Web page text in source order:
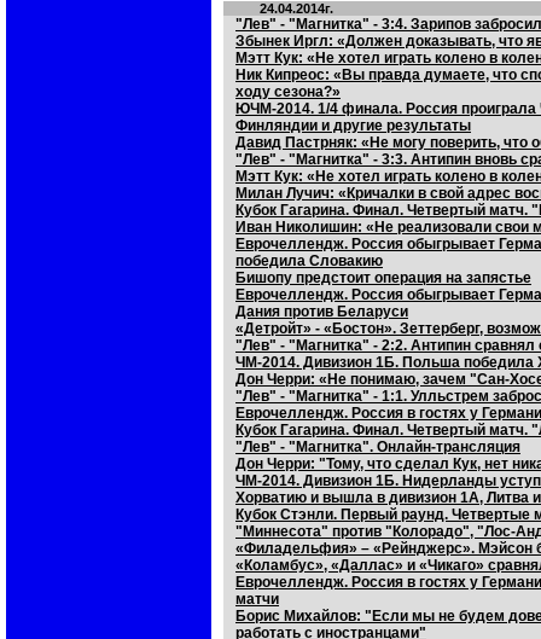
24.04.2014г.
"Лев" - "Магнитка" - 3:4. Зарипов
Збынек Иргл: «Должен доказывать, что
Мэтт Кук: «Не хотел играть колено в
Ник Кипреос: «Вы правда думаете, что
ходу сезона?»
ЮЧМ-2014. 1/4 финала. Россия
Финляндии и другие результаты
Давид Пастрняк: «Не могу поверить, что
"Лев" - "Магнитка" - 3:3. Антипин вновь
Мэтт Кук: «Не хотел играть колено в
Милан Лучич: «Кричалки в свой адрес
Кубок Гагарина. Финал. Четвертый матч.
Иван Николишин: «Не реализовали свои
Еврочеллендж. Россия обыгрывает
победила Словакию
Бишопу предстоит операция на запястье
Еврочеллендж. Россия обыгрывает
Дания против Беларуси
«Детройт» - «Бостон». Зеттерберг,
"Лев" - "Магнитка" - 2:2. Антипин сравнял
ЧМ-2014. Дивизион 1Б. Польша
Дон Черри: «Не понимаю, зачем "Сан-
"Лев" - "Магнитка" - 1:1. Улльстрем
Еврочеллендж. Россия в гостях у
Кубок Гагарина. Финал. Четвертый матч.
"Лев" - "Магнитка". Онлайн-трансляция
Дон Черри: "Тому, что сделал Кук, нет
ЧМ-2014. Дивизион 1Б. Нидерланды
Хорватию и вышла в дивизион 1А, Литва
Кубок Стэнли. Первый раунд. Четвертые
"Миннесота" против "Колорадо", "Лос-
«Филадельфия» – «Рейнджерс». Мэйсон
«Коламбус», «Даллас» и «Чикаго»
Еврочеллендж. Россия в гостях у
матчи
Борис Михайлов: "Если мы не будем
работать с иностранцами"